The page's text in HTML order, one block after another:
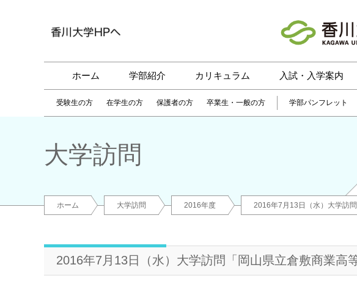
ホーム 学部紹介 カリキュラム 入試・入学案内
受験生の方 在学生の方 保護者の方 卒業生・一般の方 学部パンフレット
大学訪問
ホーム 大学訪問 2016年度 2016年7月13日（水）大学訪
2016年7月13日（水）大学訪問「岡山県立倉敷商業